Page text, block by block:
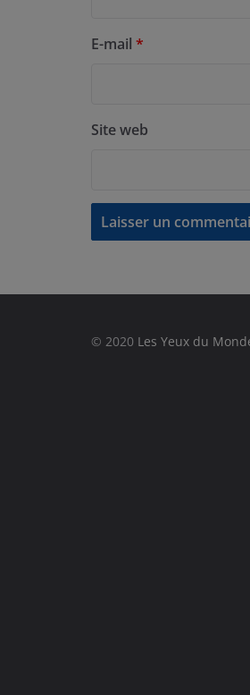
E-mail *
Site web
© 2020 Les Yeux du